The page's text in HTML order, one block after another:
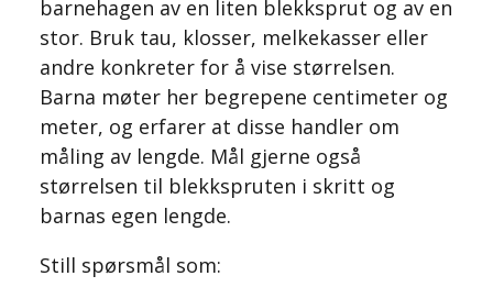
barnehagen av en liten blekksprut og av en
stor. Bruk tau, klosser, melkekasser eller
andre konkreter for å vise størrelsen.
Barna møter her begrepene centimeter og
meter, og erfarer at disse handler om
måling av lengde. Mål gjerne også
størrelsen til blekkspruten i skritt og
barnas egen lengde.
Still spørsmål som: